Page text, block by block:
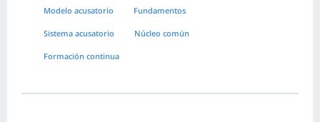
Modelo acusatorio Fundamentos
Sistema acusatorio Núcleo común
Formación continua